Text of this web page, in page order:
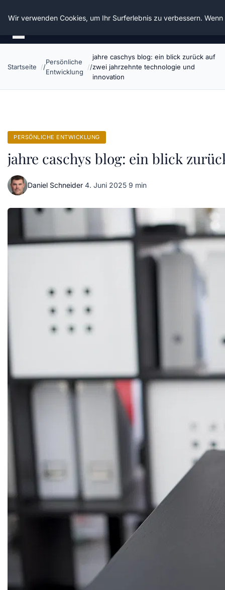
Die Schnitter
Startseite
Persönliche
Entwicklung
jahre caschys blog: ein blick zurück auf
zwei jahrzehnte technologie und
innovation
PERSÖNLICHE ENTWICKLUNG
jahre caschys blog: ein blick
Daniel Schneider·4. Juni 2025·9 min
Wir verwenden Cookies, um Ihr Surferlebnis zu verbessern.